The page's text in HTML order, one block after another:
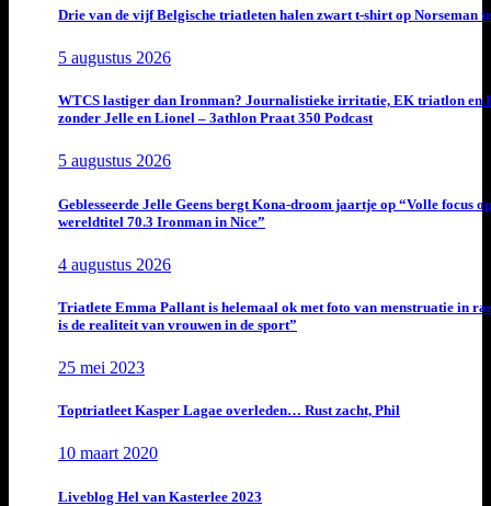
Drie van de vijf Belgische triatleten halen zwart t-shirt op Norseman
5 augustus 2026
WTCS lastiger dan Ironman? Journalistieke irritatie, EK triatlon en
zonder Jelle en Lionel – 3athlon Praat 350 Podcast
5 augustus 2026
Geblesseerde Jelle Geens bergt Kona-droom jaartje op “Volle focus
wereldtitel 70.3 Ironman in Nice”
4 augustus 2026
Triatlete Emma Pallant is helemaal ok met foto van menstruatie in
is de realiteit van vrouwen in de sport”
25 mei 2023
Toptriatleet Kasper Lagae overleden… Rust zacht, Phil
10 maart 2020
Liveblog Hel van Kasterlee 2023